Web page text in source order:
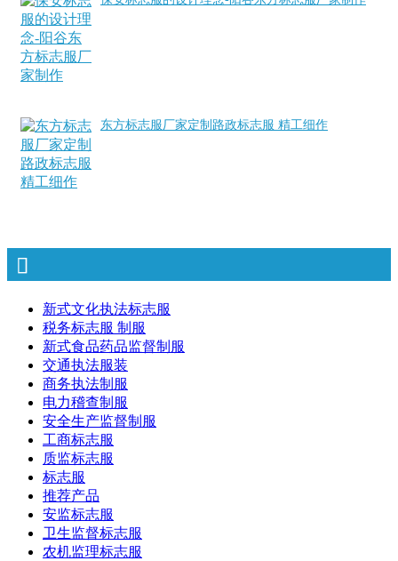
东方标志服厂家定制路政标志服 精工细作
新式文化执法标志服
税务标志服 制服
新式食品药品监督制服
交通执法服装
商务执法制服
电力稽查制服
安全生产监督制服
工商标志服
质监标志服
标志服
推荐产品
安监标志服
卫生监督标志服
农机监理标志服